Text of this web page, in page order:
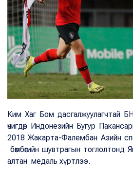
Ким Хаг Бом дасгалжуулагчтай
өчигдөр Индонезийн Бугур
2018 Жакарта-Фалембан Азийн
бөмбөгийн шувтрагын
алтан медаль хүртлээ.